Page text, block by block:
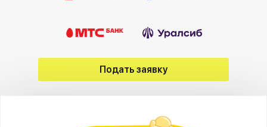
Подать заявку